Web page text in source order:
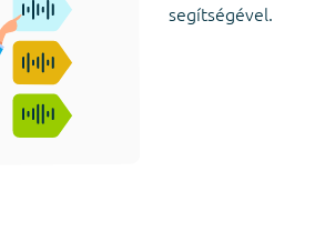
segítségével.